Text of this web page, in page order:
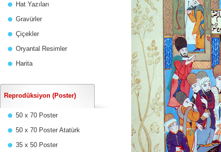
Hat Yazıları
Gravürler
Çiçekler
Oryantal Resimler
Harita
Reprodüksiyon (Poster)
50 x 70 Poster
50 x 70 Poster Atatürk
35 x 50 Poster